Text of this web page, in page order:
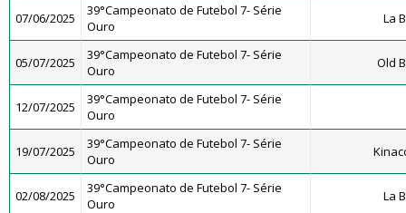
07/06/2025
39°Campeonato de Futebol 7- Série
Ouro
La
05/07/2025
39°Campeonato de Futebol 7- Série
Ouro
Old
12/07/2025
39°Campeonato de Futebol 7- Série
Ouro
19/07/2025
39°Campeonato de Futebol 7- Série
Ouro
02/08/2025
39°Campeonato de Futebol 7- Série
Ouro
La